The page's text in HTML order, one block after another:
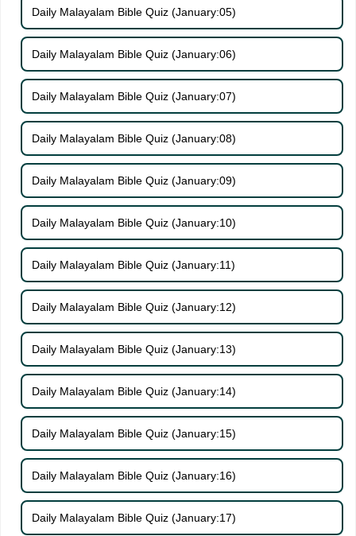
Daily Malayalam Bible Quiz (January:05)
Daily Malayalam Bible Quiz (January:06)
Daily Malayalam Bible Quiz (January:07)
Daily Malayalam Bible Quiz (January:08)
Daily Malayalam Bible Quiz (January:09)
Daily Malayalam Bible Quiz (January:10)
Daily Malayalam Bible Quiz (January:11)
Daily Malayalam Bible Quiz (January:12)
Daily Malayalam Bible Quiz (January:13)
Daily Malayalam Bible Quiz (January:14)
Daily Malayalam Bible Quiz (January:15)
Daily Malayalam Bible Quiz (January:16)
Daily Malayalam Bible Quiz (January:17)